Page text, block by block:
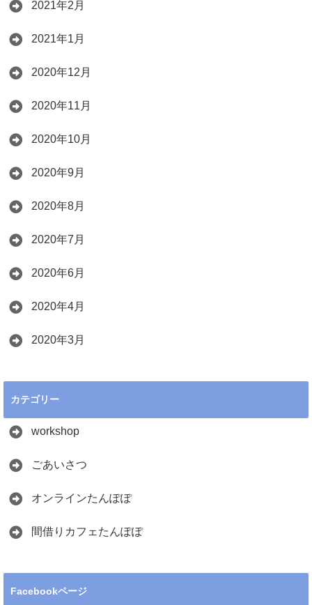
2021年2月
2021年1月
2020年12月
2020年11月
2020年10月
2020年9月
2020年8月
2020年7月
2020年6月
2020年4月
2020年3月
カテゴリー
workshop
ごあいさつ
オンラインたんぽぽ
間借りカフェたんぽぽ
Facebookページ